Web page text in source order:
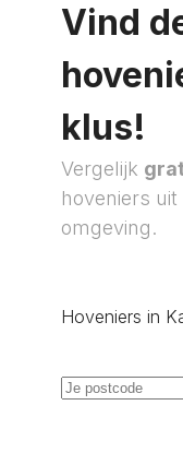
Vind
klus!
Vergelijk
hoveniers uit
omgeving.
Hoveniers in